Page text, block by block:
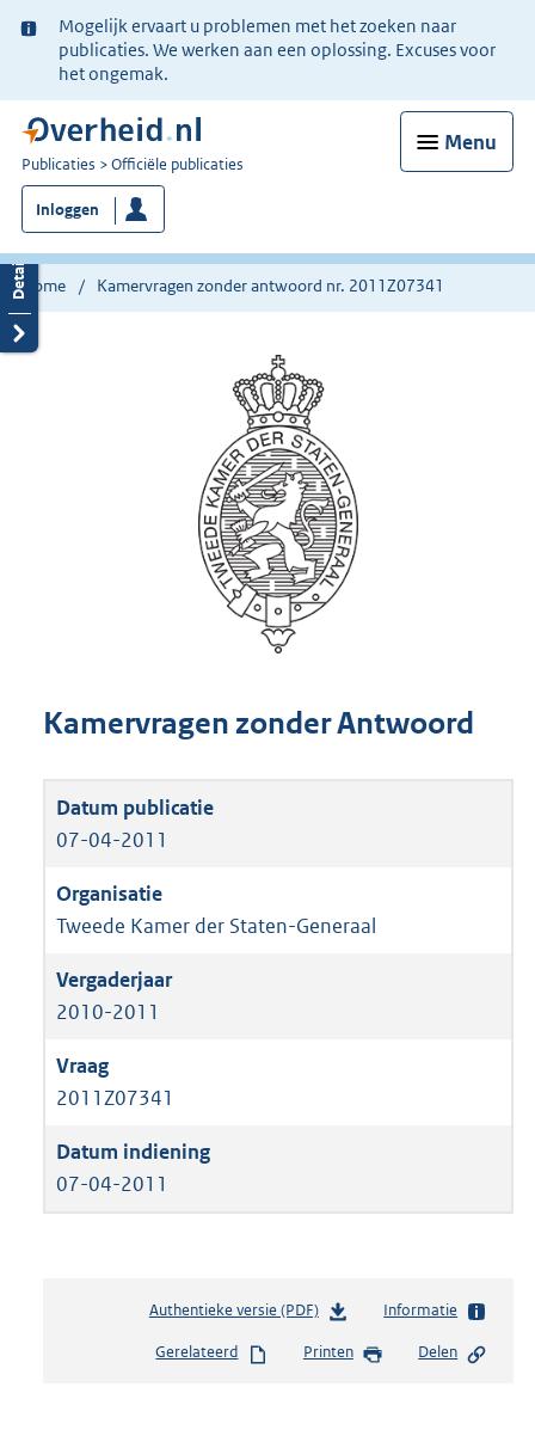
Ter
informatie:
Mogelijk ervaart u problemen met het zoeken naar
publicaties. We werken aan een oplossing. Excuses voor
het ongemak.
Menu
U
bent
nu
hier:
Publicaties Officiële publicaties
Inloggen
Home Kamervragen zonder antwoord nr. 2011Z07341
Kamervragen zonder Antwoord
07-04-2011
Tweede Kamer der Staten-Generaal
2010-2011
2011Z07341
07-04-2011
Authentieke versie (PDF)b
s
Informatie
Gerelateerd Printen Delen